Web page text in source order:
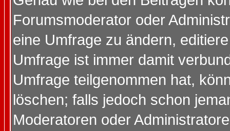
Forumsmoderator oder
eine Umfrage zu ändern,
Umfrage ist immer damit
Umfrage teilgenommen hat,
löschen; falls jedoch schon
Moderatoren oder